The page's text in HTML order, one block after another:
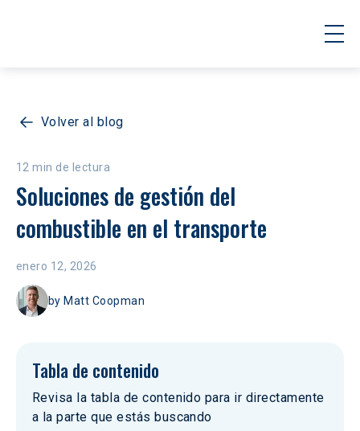
Volver al blog
12 min de lectura
Soluciones de gestión del
combustible en el transporte
enero 12, 2026
by Matt Coopman
Tabla de contenido
Revisa la tabla de contenido para ir directamente
a la parte que estás buscando